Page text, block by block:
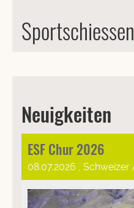
Neuigkeiten
ESF Chur 2026
08.07.2026 , Schweizer